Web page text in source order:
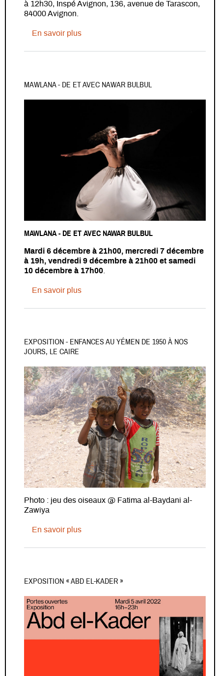
à 12h30, Inspé Avignon, 136, avenue de Tarascon,
84000 Avignon.
En savoir plussur Exposition & Journée d'étude
MAWLANA - DE ET AVEC NAWAR BULBUL
MAWLANA - DE ET AVEC NAWAR BULBUL
Mardi 6 décembre à 21h00, mercredi 7 décembre
à 19h, vendredi 9 décembre à 21h00 et samedi
10 décembre à 17h00
En savoir plussur MAWLANA - De et avec Nawar
EXPOSITION - ENFANCES AU YÉMEN DE 1950 À NOS
JOURS, LE CAIRE
Photo : jeu des oiseaux @ Fatima al-Baydani al-
Zawiya
En savoir plussur Exposition - Enfances au Yémen
EXPOSITION « ABD EL-KADER »